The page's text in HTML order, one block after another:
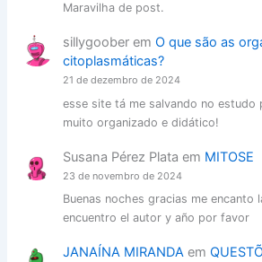
Maravilha de post.
sillygooberem O que são as
citoplasmáticas?
21 de dezembro de 2024
esse site tá me salvando no estudo
muito organizado e didático!
Susana Pérez Plata em MITOSE
23 de novembro de 2024
Buenas noches gracias me encanto
encuentro el autor y año por favor
JANAÍNA MIRANDAem